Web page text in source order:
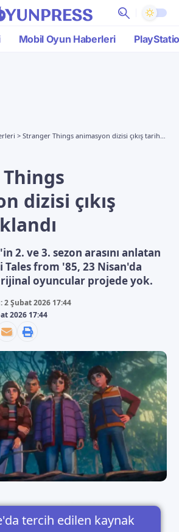
Mobil Oyun Haberleri
> Stranger Things animasyon dizisi çıkış tarihi açıklandı
dizisi çıkış
2. ve 3. sezon arasını anlatan
Tales from '85, 23 Nisan'da
oyuncular projede yok.
2026 17:44
2 Şubat 2026 17:44
tercih edilen kaynak